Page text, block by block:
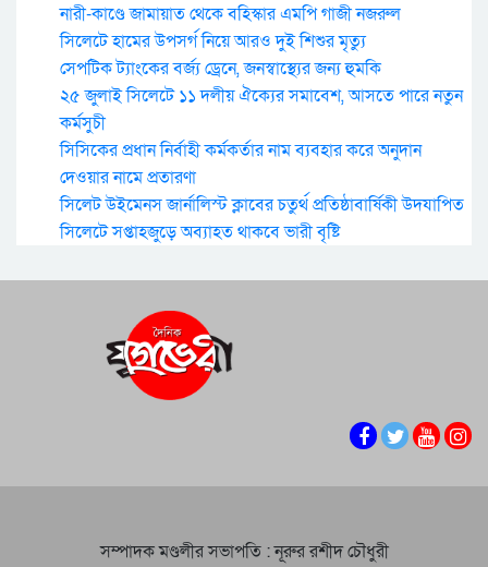
নারী-কাণ্ডে জামায়াত থেকে বহিস্কার এমপি গাজী নজরুল
সিলেটে হামের উপসর্গ নিয়ে আরও দুই শিশুর মৃত্যু
সেপটিক ট্যাংকের বর্জ্য ড্রেনে, জনস্বাস্থ্যের জন্য হুমকি
২৫ জুলাই সিলেটে ১১ দলীয় ঐক্যের সমাবেশ, আসতে পারে নতুন
কর্মসুচী
সিসিকের প্রধান নির্বাহী কর্মকর্তার নাম ব্যবহার করে অনুদান
দেওয়ার নামে প্রতারণা
সিলেট উইমেনস জার্নালিস্ট ক্লাবের চতুর্থ প্রতিষ্ঠাবার্ষিকী উদযাপিত
সিলেটে সপ্তাহজুড়ে অব্যাহত থাকবে ভারী বৃষ্টি
সম্পাদক মণ্ডলীর সভাপতি : নূরুর রশীদ চৌধুরী